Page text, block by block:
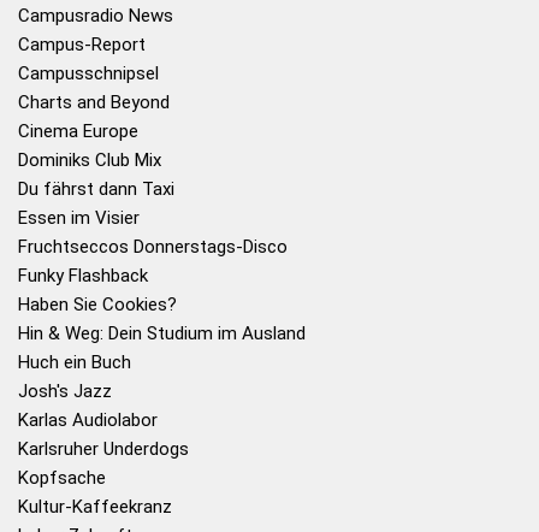
Campusradio News
Campus-Report
Campusschnipsel
Charts and Beyond
Cinema Europe
Dominiks Club Mix
Du fährst dann Taxi
Essen im Visier
Fruchtseccos Donnerstags-Disco
Funky Flashback
Haben Sie Cookies?
Hin & Weg: Dein Studium im Ausland
Huch ein Buch
Josh's Jazz
Karlas Audiolabor
Karlsruher Underdogs
Kopfsache
Kultur-Kaffeekranz